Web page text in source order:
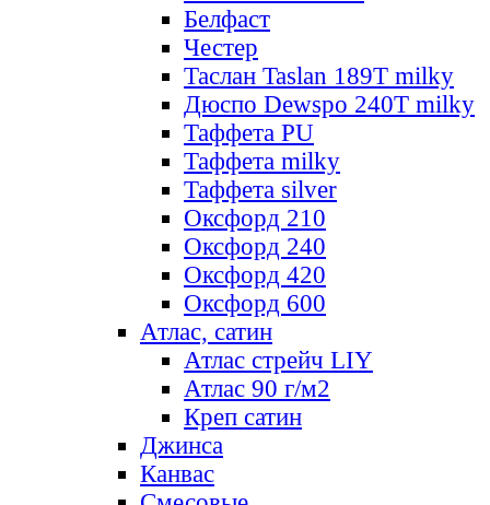
Белфаст
Честер
Таслан Taslan 189T milky
Дюспо Dewspo 240T milky
Таффета PU
Таффета milky
Таффета silver
Оксфорд 210
Оксфорд 240
Оксфорд 420
Оксфорд 600
Атлас, сатин
Атлас стрейч LIY
Атлас 90 г/м2
Креп сатин
Джинса
Канвас